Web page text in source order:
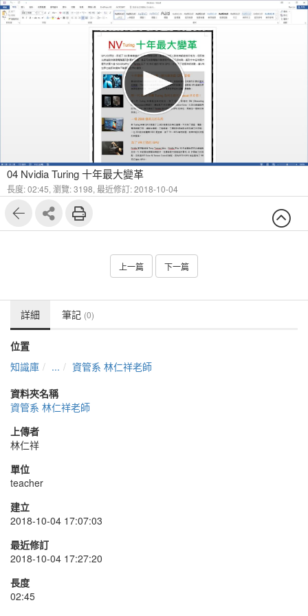
04 Nvidia Turing 十年最大變革
長度: 02:45,瀏覽: 3198,最近修訂: 2018-10-04
上一篇 下一篇
詳細 筆記 (0)
位置
知識庫
...
資管系 林仁祥老師
資料夾名稱
資管系 林仁祥老師
上傳者
林仁祥
單位
teacher
建立
2018-10-04 17:07:03
最近修訂
2018-10-04 17:27:20
長度
02:45